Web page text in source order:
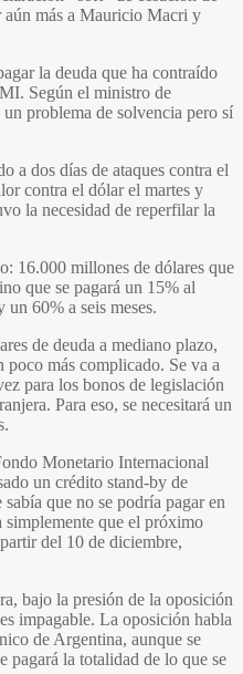
más a Mauricio Macri y
la deuda que ha contraído
Según el ministro de
problema de solvencia pero sí
a dos días de ataques contra el
contra el dólar el martes y
la necesidad de reperfilar la
16.000 millones de dólares que
que se pagará un 15% al
un 60% a seis meses.
de deuda a mediano plazo,
más complicado. Se va a
para los bonos de legislación
Para eso, se necesitará un
Monetario Internacional
un crédito stand-by de
que no se podría pagar en
simplemente que el próximo
del 10 de diciembre,
bajo la presión de la oposición
impagable. La oposición habla
de Argentina, aunque se
pagará la totalidad de lo que se